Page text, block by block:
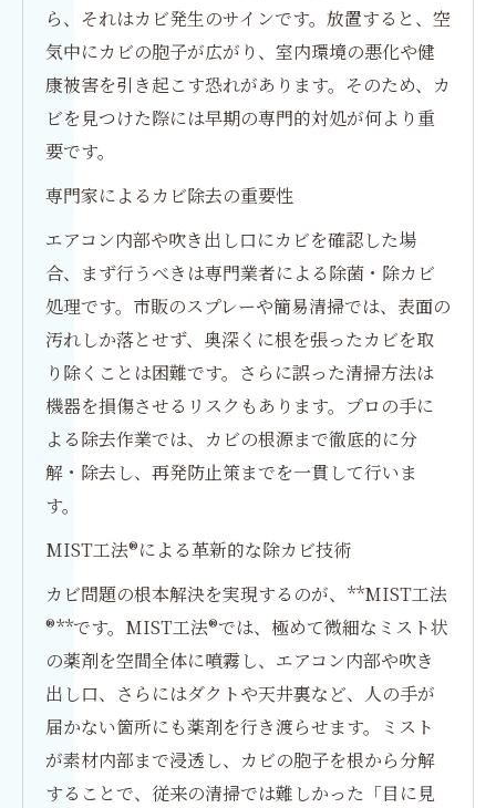
ら、それはカビ発生のサインです。放置すると、空
気中にカビの胞子が広がり、室内環境の悪化や健
康被害を引き起こす恐れがあります。そのため、カ
ビを見つけた際には早期の専門的対処が何より重
要です。
専門家によるカビ除去の重要性
エアコン内部や吹き出し口にカビを確認した場
合、まず行うべきは専門業者による除菌・除カビ
処理です。市販のスプレーや簡易清掃では、表面の
汚れしか落とせず、奥深くに根を張ったカビを取
り除くことは困難です。さらに誤った清掃方法は
機器を損傷させるリスクもあります。プロの手に
よる除去作業では、カビの根源まで徹底的に分
解・除去し、再発防止策までを一貫して行いま
す。
MIST工法®による革新的な除カビ技術
カビ問題の根本解決を実現するのが、**MIST工法
®**です。MIST工法®では、極めて微細なミスト状
の薬剤を空間全体に噴霧し、エアコン内部や吹き
出し口、さらにはダクトや天井裏など、人の手が
届かない箇所にも薬剤を行き渡らせます。ミスト
が素材内部まで浸透し、カビの胞子を根から分解
することで、従来の清掃では難しかった「目に見